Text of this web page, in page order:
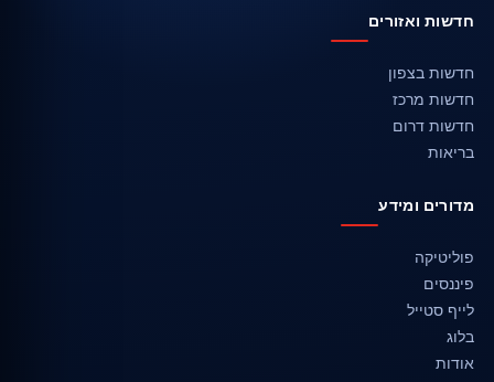
חדשות ואזורים
חדשות בצפון
חדשות מרכז
חדשות דרום
בריאות
מדורים ומידע
פוליטיקה
פיננסים
לייף סטייל
בלוג
אודות